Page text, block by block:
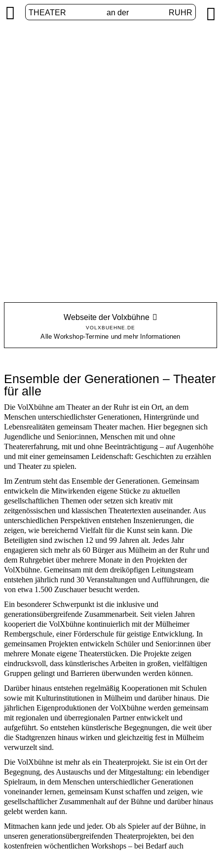
THEATER an der RUHR
 
Webseite der Volxbühne
VOLXBUEHNE.DE
Alle Workshop-Termine und mehr Informationen
Ensemble der Generationen – Theater
für alle
Die VolXbühne am Theater an der Ruhr ist ein Ort, an dem
Menschen unterschiedlichster Generationen, Hintergründe und
Lebensrealitäten gemeinsam Theater machen. Hier begegnen sich
Jugendliche und Senior:innen, Menschen mit und ohne
Theatererfahrung, mit und ohne Beeinträchtigung – auf Augenhöhe
und mit einer gemeinsamen Leidenschaft: Geschichten zu erzählen
und Theater zu spielen.
Im Zentrum steht das Ensemble der Generationen. Gemeinsam
entwickeln die Mitwirkenden eigene Stücke zu aktuellen
gesellschaftlichen Themen oder setzen sich kreativ mit
zeitgenössischen und klassischen Theatertexten auseinander. Aus
unterschiedlichen Perspektiven entstehen Inszenierungen, die
zeigen, wie bereichernd Vielfalt für die Kunst sein kann. Die
Beteiligten sind zwischen 12 und 99 Jahren alt. Jedes Jahr
engagieren sich mehr als 60 Bürger aus Mülheim an der Ruhr und
dem Ruhrgebiet über mehrere Monate in den Projekten der
VolXbühne. Gemeinsam mit dem dreiköpfigen Leitungsteam
entstehen jährlich rund 30 Veranstaltungen und Aufführungen, die
von etwa 1.500 Zuschauer besucht werden.
Ein besonderer Schwerpunkt ist die inklusive und
generationsübergreifende Zusammenarbeit. Seit vielen Jahren
kooperiert die VolXbühne kontinuierlich mit der Mülheimer
Rembergschule, einer Förderschule für geistige Entwicklung. In
gemeinsamen Projekten entwickeln Schüler und Senior:innen über
mehrere Monate eigene Theaterstücken. Die Projekte zeigen
eindrucksvoll, dass künstlerisches Arbeiten in großen, vielfältigen
Gruppen gelingt und Barrieren überwunden werden können.
Darüber hinaus entstehen regelmäßig Kooperationen mit Schulen
sowie mit Kulturinstitutionen in Mülheim und darüber hinaus. Die
jährlichen Eigenproduktionen der VolXbühne werden gemeinsam
mit regionalen und überregionalen Partner entwickelt und
aufgeführt. So entstehen künstlerische Begegnungen, die weit über
die Stadtgrenzen hinaus wirken und gleichzeitig fest in Mülheim
verwurzelt sind.
Die VolXbühne ist mehr als ein Theaterprojekt. Sie ist ein Ort der
Begegnung, des Austauschs und der Mitgestaltung: ein lebendiger
Spielraum, in dem Menschen unterschiedlicher Generationen
voneinander lernen, gemeinsam Kunst schaffen und zeigen, wie
gesellschaftlicher Zusammenhalt auf der Bühne und darüber hinaus
gelebt werden kann.
Mitmachen kann jede und jeder. Ob als Spieler auf der Bühne, in
unseren generationsübergreifenden Theaterprojekten, bei den
kostenfreien wöchentlichen Workshops – bei Bedarf auch